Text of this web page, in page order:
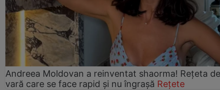
Andreea Moldovan a reinventat shaorma! Rețeta de
vară care se face rapid și nu îngrașă Rețete